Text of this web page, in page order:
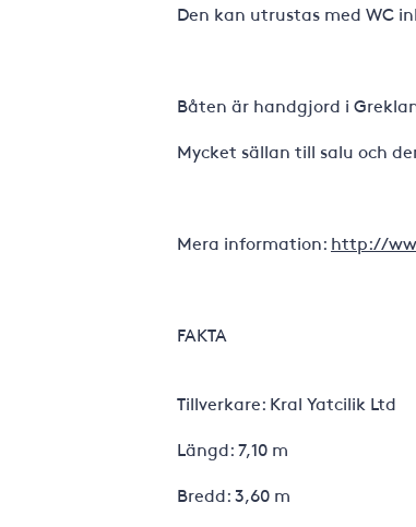
Den kan utrustas med WC
Båten är handgjord i
Mycket sällan till salu och
Mera information: http://
FAKTA
Tillverkare: Kral Yatcilik Ltd
Längd: 7,10 m
Bredd: 3,60 m